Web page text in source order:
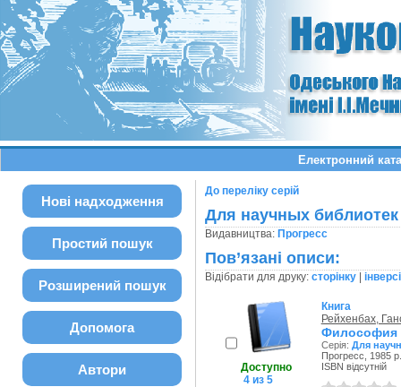
Електронний
Нові надходження
Простий пошук
Розширений пошук
Допомога
Автори
До переліку серій
Для научных библиотек
Видавництва: Прогресс
Пов’язані описи:
Відібрати для друку: сторінку|
Доступно
4 из 5
Книга
Рейхенбах,
Философия
Серія: Для
Прогресс, 1985 р.
ISBN відсутній